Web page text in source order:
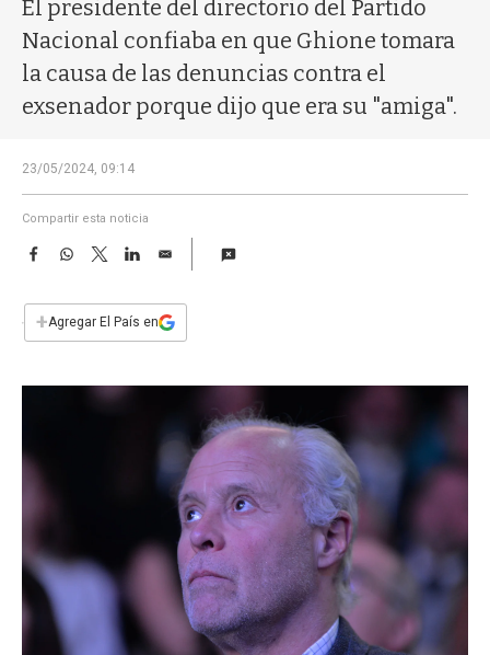
El presidente del directorio del Partido
Nacional confiaba en que Ghione tomara
la causa de las denuncias contra el
exsenador porque dijo que era su "amiga".
23/05/2024, 09:14
Compartir esta noticia
F
e
b
W
s
T
w
t
L
E
i
l
+Agregar El País en